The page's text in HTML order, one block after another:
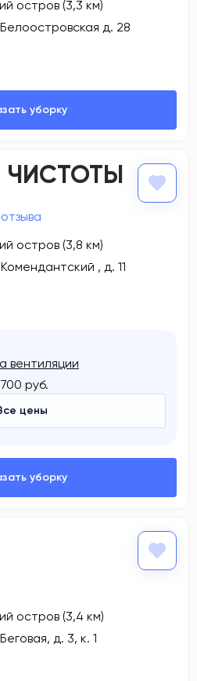
остров (3,3 км)
д. 28
остров (3,8 км)
, д. 11
вентиляции
руб.
цены
остров (3,4 км)
д. 3, к. 1